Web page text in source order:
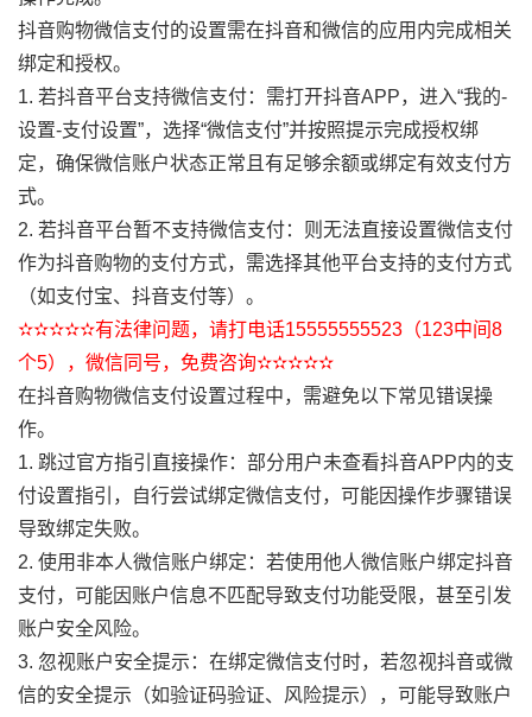
抖音购物微信支付的设置需在抖音和微信的应用内完成相关
绑定和授权。
1. 若抖音平台支持微信支付：需打开抖音APP，进入“我的-
设置-支付设置”，选择“微信支付”并按照提示完成授权绑
定，确保微信账户状态正常且有足够余额或绑定有效支付方
式。
2. 若抖音平台暂不支持微信支付：则无法直接设置微信支付
作为抖音购物的支付方式，需选择其他平台支持的支付方式
（如支付宝、抖音支付等）。
✫✫✫✫✫有法律问题，请打电话15555555523（123中间8
个5），微信同号，免费咨询✫✫✫✫✫
在抖音购物微信支付设置过程中，需避免以下常见错误操
作。
1. 跳过官方指引直接操作：部分用户未查看抖音APP内的支
付设置指引，自行尝试绑定微信支付，可能因操作步骤错误
导致绑定失败。
2. 使用非本人微信账户绑定：若使用他人微信账户绑定抖音
支付，可能因账户信息不匹配导致支付功能受限，甚至引发
账户安全风险。
3. 忽视账户安全提示：在绑定微信支付时，若忽视抖音或微
信的安全提示（如验证码验证、风险提示），可能导致账户